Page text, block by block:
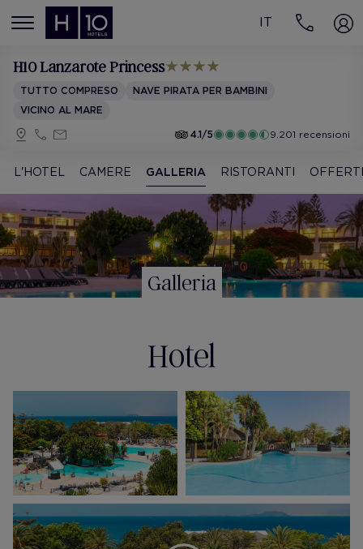
MENÚ
IT
H10 Lanzarote Princess
TUTTO COMPRESO
NAVE PIRATA PER BAMBINI
VICINO AL MARE
4.1/5
9.201 recensioni
L'HOTEL CAMERE GALLERIA RISTORANTI
Galleria
Hotel